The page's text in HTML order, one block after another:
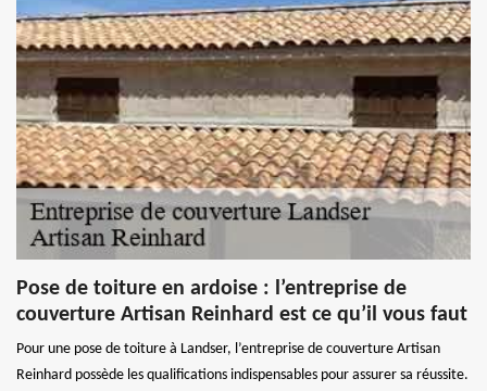
Pose de toiture en ardoise : l’entreprise de
couverture Artisan Reinhard est ce qu’il vous faut
Pour une pose de toiture à Landser, l’entreprise de couverture Artisan
Reinhard possède les qualifications indispensables pour assurer sa réussite.